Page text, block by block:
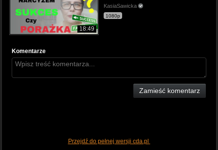
18:49
KasiaSawicka
1080p
Komentarze
Zamieść komentarz
Przejdź do pełnej wersji cda.pl